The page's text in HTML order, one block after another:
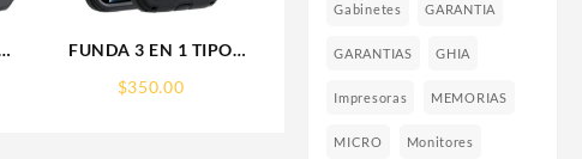
FUNDA 3 EN 1 TIPO
SAM S26 ULTRA SAMSUNG
$350.00
Gabinetes GARANTIA
GARANTIAS GHIA
Impresoras MEMORIAS
MICRO Monitores